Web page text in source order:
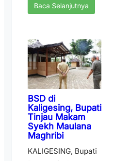
Baca Selanjutnya
BSD di
Kaligesing, Bupati
Tinjau Makam
Syekh Maulana
Maghribi
KALIGESING, Bupati